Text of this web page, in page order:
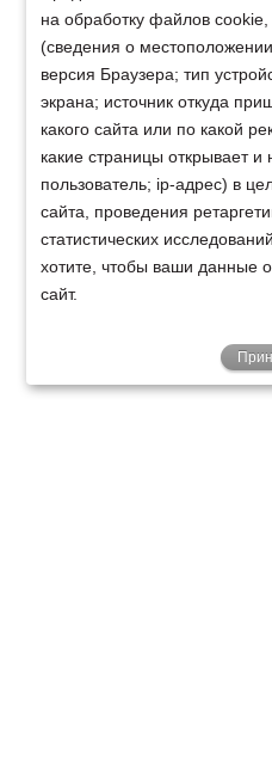
на обработку файлов
(сведения о
версия Браузера; тип
экрана; источник откуда
какого сайта или по какой
какие страницы открывает
пользователь; ip-адрес) в
сайта, проведения
статистических
хотите, чтобы ваши данные
сайт.